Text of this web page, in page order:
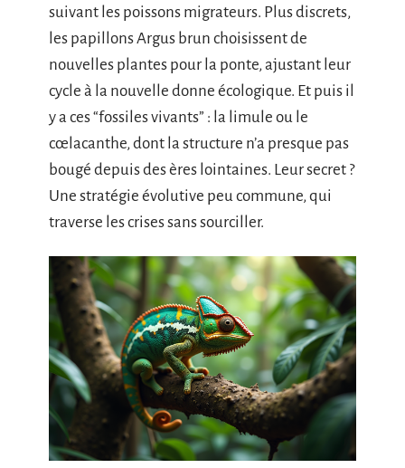
suivant les poissons migrateurs. Plus discrets,
les papillons Argus brun choisissent de
nouvelles plantes pour la ponte, ajustant leur
cycle à la nouvelle donne écologique. Et puis il
y a ces “fossiles vivants” : la limule ou le
cœlacanthe, dont la structure n’a presque pas
bougé depuis des ères lointaines. Leur secret ?
Une stratégie évolutive peu commune, qui
traverse les crises sans sourciller.